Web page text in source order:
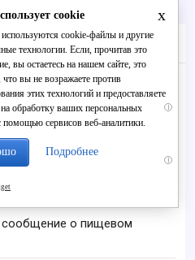
БПЛА
i
Что люди
i
а смеяться вы
о пищевом
x
cookie
используются cookie-файлы и другие
технологии. Если, прочитав это
вы остаетесь на нашем сайте, это
что вы не возражаете против
этих технологий и предоставляете
на обработку ваших персональных
помощью сервисов веб-аналитики.
Подробнее